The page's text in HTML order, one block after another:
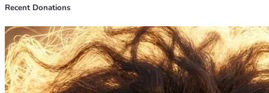
Recent Donations